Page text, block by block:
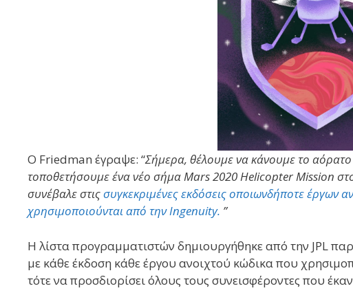
Ο Friedman έγραψε: “Σήμερα, θέλουμε να κάνουμε το αόρατο
τοποθετήσουμε ένα νέο σήμα Mars 2020 Helicopter Mission
συνέβαλε στιςσυγκεκριμένες εκδόσεις οποιωνδήποτε έργων
χρησιμοποιούνται από την Ingenuity. ”
Η λίστα προγραμματιστών δημιουργήθηκε από την JPL
με κάθε έκδοση κάθε έργου ανοιχτού κώδικα που
τότε να προσδιορίσει όλους τους συνεισφέροντες που